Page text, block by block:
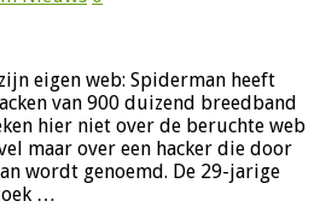
eigen web: Spiderman heeft
van 900 duizend breedband
hier niet over de beruchte web
maar over een hacker die door
wordt genoemd. De 29-jarige
…